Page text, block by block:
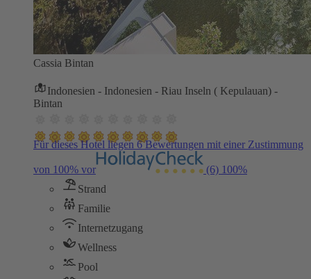
Cassia Bintan
Indonesien - Indonesien - Riau Inseln ( Kepulauan) -
Bintan
Für dieses Hotel liegen 6 Bewertungen mit einer Zustimmung
von 100% vor (6) 100%
Strand
Familie
Internetzugang
Wellness
Pool